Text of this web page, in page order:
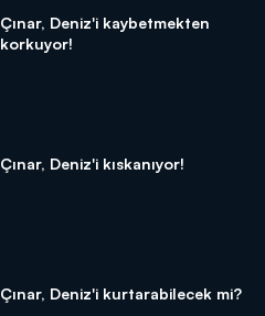
Çınar, Deniz'i kaybetmekten
korkuyor!
Çınar, Deniz'i kıskanıyor!
Çınar, Deniz'i kurtarabilecek mi?